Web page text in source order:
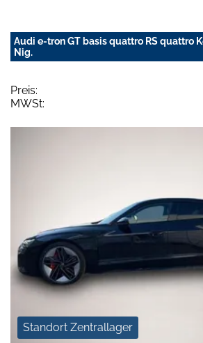
Audi e-tron GT basis quattro RS quattro
Nig.
Preis:
MWSt:
Standort Zentrallager